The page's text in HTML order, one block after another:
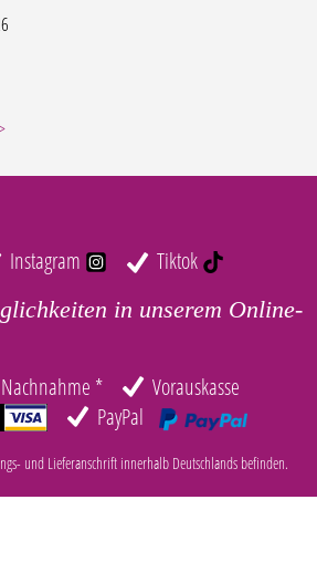
Instagram Tiktok
in unserem Online-
Nachnahme *
Vorauskasse
PayPal
und Lieferanschrift innerhalb Deutschlands befinden.